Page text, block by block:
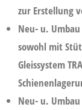
zur Erstellung
Neu- u.
sowohl mit
Gleissystem
Neu- u.